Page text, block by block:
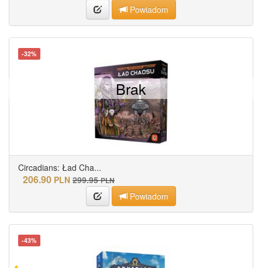
Powiadom
-32%
Circadians: Ład Cha...
206.90 PLN 299.95 PLN
Powiadom
Brak
-43%